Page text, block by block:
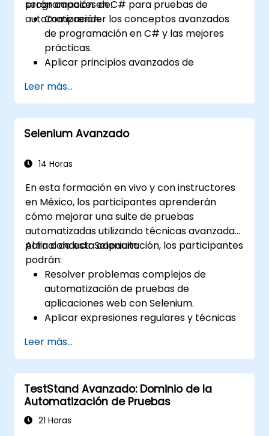
programación en C# para pruebas de
automatización.
serán capaces de:
Comprender los conceptos avanzados
de programación en C# y las mejores
prácticas.
Aplicar principios avanzados de
crear soluciones de automatización
eficientes y flexibles.
Diseñar y desarrollar marcos de
automatización modulares y reutilizables
industria.
Leer más...
Selenium Avanzado
14 Horas
En esta formación en vivo y con instructores
en México, los participantes aprenderán
cómo mejorar una suite de pruebas
automatizadas utilizando técnicas avanzadas
para conducir Selenium.
Al final de esta capacitación, los participantes
podrán:
Resolver problemas complejos de
automatización de pruebas de
aplicaciones web con Selenium.
Aplicar expresiones regulares y técnicas
Gestionar excepciones que detienen la
ejecución de las pruebas.
Buscar objetos web de manera
programática.
Capturar datos dinámicamente desde
controles web.
Leer más...
TestStand Avanzado: Dominio de la
Automatización de Pruebas
21 Horas